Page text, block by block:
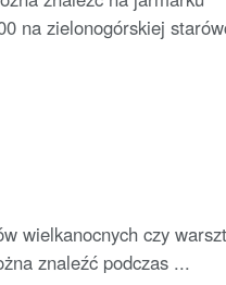
na zielonogórskiej
wielkanocnych czy
znaleźć podczas ...